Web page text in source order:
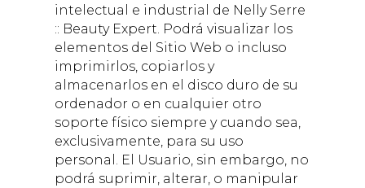
intelectual e industrial de Nelly Serre
:: Beauty Expert . Podrá visualizar los
elementos del Sitio Web o incluso
imprimirlos, copiarlos y
almacenarlos en el disco duro de su
ordenador o en cualquier otro
soporte físico siempre y cuando sea,
exclusivamente, para su uso
personal. El Usuario, sin embargo, no
podrá suprimir, alterar, o manipular